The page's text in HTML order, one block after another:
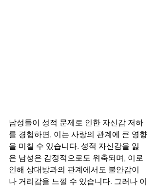
남성들이 성적 문제로 인한 자신감 저하
를 경험하면, 이는 사랑의 관계에 큰 영향
을 미칠 수 있습니다. 성적 자신감을 잃
은 남성은 감정적으로도 위축되며, 이로
인해 상대방과의 관계에서도 불안감이
나 거리감을 느낄 수 있습니다. 그러나 이